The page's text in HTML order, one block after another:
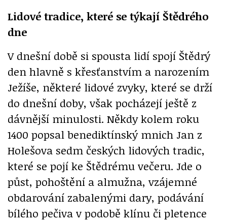
Lidové tradice, které se týkají Štědrého
dne
V dnešní době si spousta lidí spojí Štědrý
den hlavně s křesťanstvím a narozením
Ježíše, některé lidové zvyky, které se drží
do dnešní doby, však pocházejí ještě z
dávnější minulosti. Někdy kolem roku
1400 popsal benediktínský mnich Jan z
Holešova sedm českých lidových tradic,
které se pojí ke Štědrému večeru. Jde o
půst, pohoštění a almužna, vzájemné
obdarování zabalenými dary, podávání
bílého pečiva v podobě klínu či pletence